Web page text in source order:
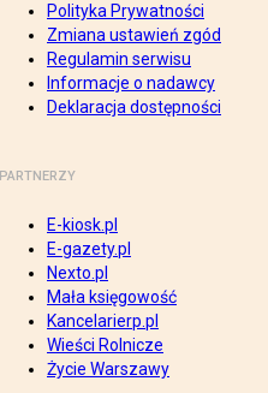
Polityka Prywatności
Zmiana ustawień zgód
Regulamin serwisu
Informacje o nadawcy
Deklaracja dostępności
PARTNERZY
E-kiosk.pl
E-gazety.pl
Nexto.pl
Mała księgowość
Kancelarierp.pl
Wieści Rolnicze
Życie Warszawy